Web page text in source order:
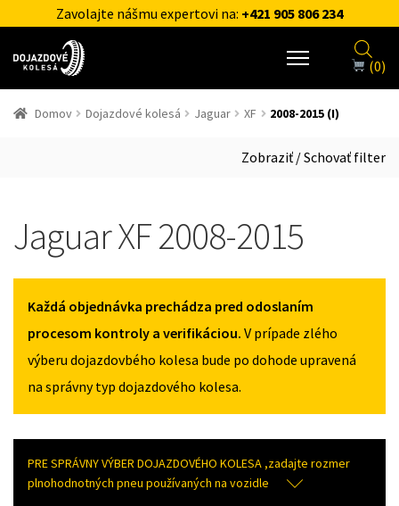
Zavolajte nášmu expertovi na: +421 905 806 234
(0)
Domov Dojazdové kolesá Jaguar XF 2008-2015 (I)
Zobraziť / Schovať filter
Jaguar XF 2008-2015
Každá objednávka prechádza pred odoslaním
procesom kontroly a verifikáciou. V prípade zlého
výberu dojazdovbého kolesa bude po dohode upravená
na správny typ dojazdového kolesa.
PRE SPRÁVNY VÝBER DOJAZDOVÉHO KOLESA ,zadajte rozmer
plnohodnotných pneu používaných na vozidle